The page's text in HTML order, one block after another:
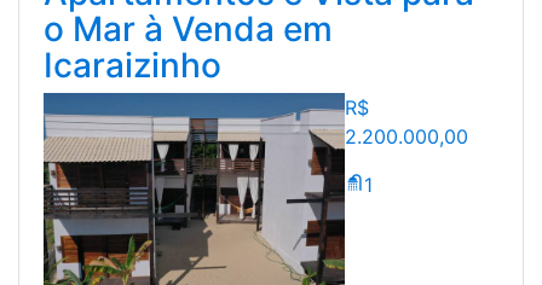
o Mar à Venda em
Icaraizinho
R$
2.200.000,00
1